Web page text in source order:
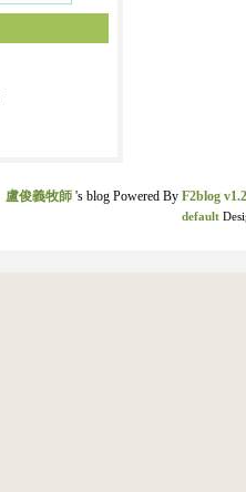
盧俊義牧師's blog Powered By F2blog
default